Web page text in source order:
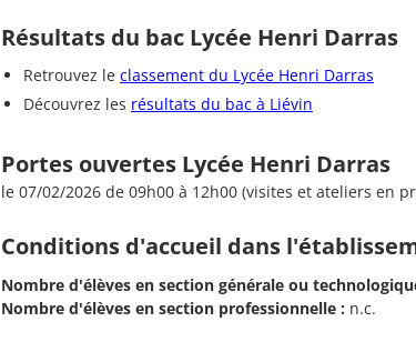
Résultats du bac Lycée Henri Darras
Retrouvez le classement du Lycée Henri Darras
Découvrez les résultats du bac à Liévin
Portes ouvertes Lycée Henri Darras
le 07/02/2026 de 09h00 à 12h00 (visites et ateliers en
Conditions d'accueil dans
Nombre d'élèves en section générale ou
Nombre d'élèves en section professionnelle : n.c.